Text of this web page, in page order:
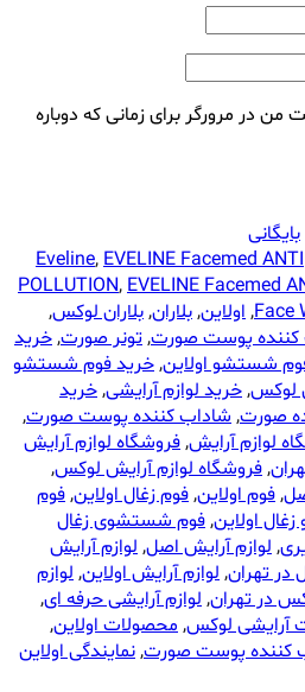
من در مرورگر برای زمانی که دوباره
بایگانی
Eveline,EVELINE Facemed ANTI
POLLUTION,EVELINE Facemed
Face
,اولاین,بلاران,بلاران لوکس,
کننده پوست صورت,تونر صورت,خرید
شستشو اولاین,خرید فوم شستشو
لوکس,خرید لوازم آرایشی,خرید
صورت,شاداب کننده پوست صورت,
لوازم آرایش,فروشگاه لوازم آرایش
,فروشگاه لوازم آرایش لوکس,
,فوم اولاین,فوم زغال اولاین,فوم
اولاین,فوم شستشوی زغال
,لوازم آرایش اصل,لوازم آرایش
در تهران,لوازم آرایش اولاین,لوازم
در تهران,لوازم آرایشی حرفه ای,
آرایشی لوکس,محصولات اولاین,
کننده پوست صورت,نمایندگی اولاین